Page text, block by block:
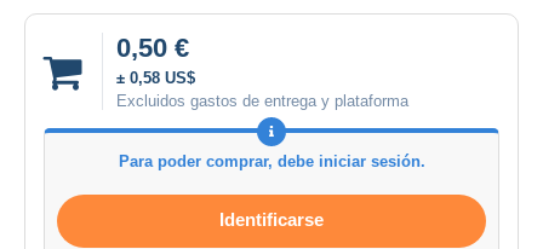
0,50 €
± 0,58 US$
Excluidos gastos de entrega y plataforma
Para poder comprar, debe iniciar sesión.
Identificarse